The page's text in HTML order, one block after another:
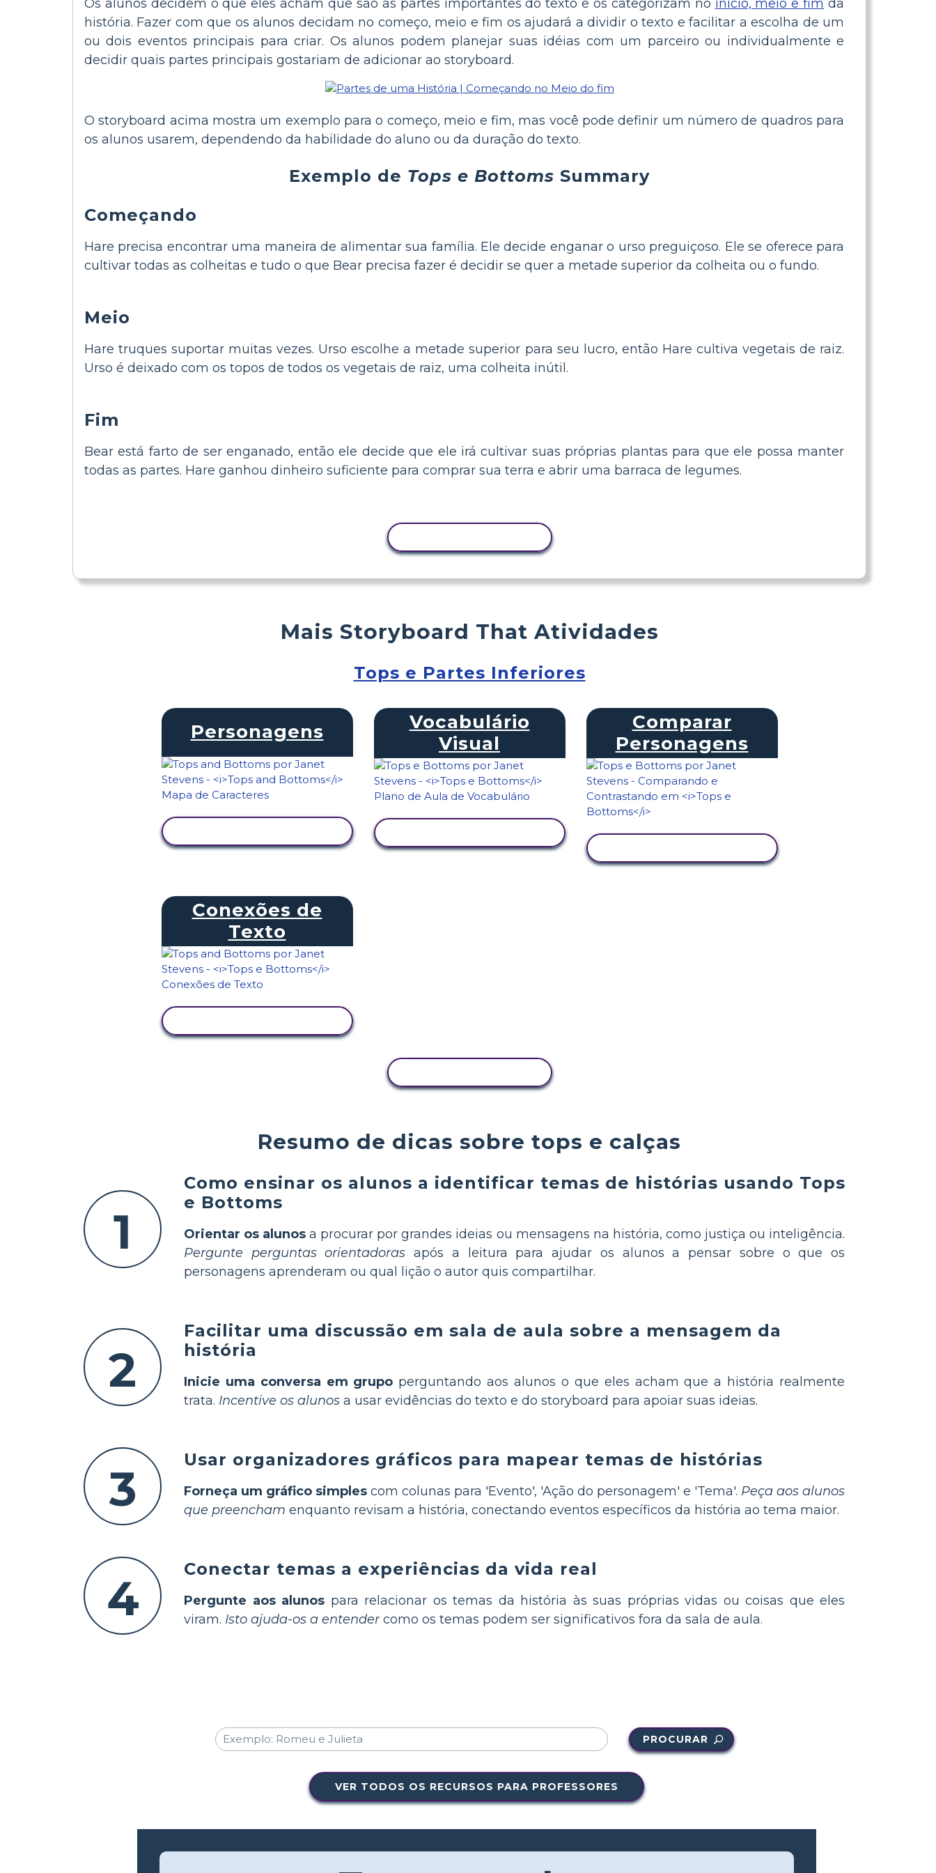
Os alunos decidem o que eles acham que são as partes importantes do texto e os categorizam no início, meio e fim da
história. Fazer com que os alunos decidam no começo, meio e fim os ajudará a dividir o texto e facilitar a escolha de um
ou dois eventos principais para criar. Os alunos podem planejar suas idéias com um parceiro ou individualmente e
decidir quais partes principais gostariam de adicionar ao storyboard.
O storyboard acima mostra um exemplo para o começo, meio e fim, mas você pode definir um número de quadros para
os alunos usarem, dependendo da habilidade do aluno ou da duração do texto.
Exemplo de Tops e Bottoms Summary
Começando
Hare precisa encontrar uma maneira de alimentar sua família. Ele decide enganar o urso preguiçoso. Ele se oferece para
cultivar todas as colheitas e tudo o que Bear precisa fazer é decidir se quer a metade superior da colheita ou o fundo.
Meio
Hare truques suportar muitas vezes. Urso escolhe a metade superior para seu lucro, então Hare cultiva vegetais de raiz.
Urso é deixado com os topos de todos os vegetais de raiz, uma colheita inútil.
Fim
Bear está farto de ser enganado, então ele decide que ele irá cultivar suas próprias plantas para que ele possa manter
todas as partes. Hare ganhou dinheiro suficiente para comprar sua terra e abrir uma barraca de legumes.
Resumo de dicas sobre tops e calças
1
Como ensinar os alunos a identificar temas de histórias usando Tops
e Bottoms
Orientar os alunos a procurar por grandes ideias ou mensagens na história, como justiça ou inteligência.
Pergunte perguntas orientadoras após a leitura para ajudar os alunos a pensar sobre o que os
personagens aprenderam ou qual lição o autor quis compartilhar.
2
Facilitar uma discussão em sala de aula sobre a mensagem da
história
Inicie uma conversa em grupo perguntando aos alunos o que eles acham que a história realmente
trata. Incentive os alunos a usar evidências do texto e do storyboard para apoiar suas ideias.
3
Usar organizadores gráficos para mapear temas de histórias
Forneça um gráfico simples com colunas para 'Evento', 'Ação do personagem' e 'Tema'. Peça aos alunos
que preencham enquanto revisam a história, conectando eventos específicos da história ao tema maior.
4
Conectar temas a experiências da vida real
Pergunte aos alunos para relacionar os temas da história às suas próprias vidas ou coisas que eles
viram. Isto ajuda-os a entendercomo os temas podem ser significativos fora da sala de aula.
Mais Storyboard That Atividades
Tops e Partes Inferiores
Personagens
Vocabulário
Visual
Comparar
Personagens
Conexões de
Texto
PROCURAR
VER TODOS OS RECURSOS PARA PROFESSORES